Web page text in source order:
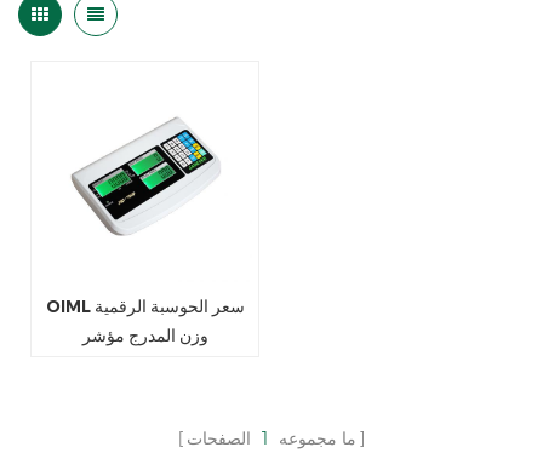
OIML سعر الحوسبة الرقمية
وزن المدرج مؤشر
ما مجموعه 1 الصفحات